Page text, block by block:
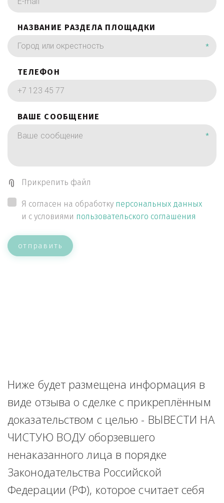
НАЗВАНИЕ РАЗДЕЛА ПЛОЩАДКИ
*
ТЕЛЕФОН
ВАШЕ СООБЩЕНИЕ
*
Прикрепить файл
Я согласен на обработку персональных данных
и с условиями пользовательского соглашения
отправить
Ниже будет размещена информация в
виде отзыва о сделке с прикреплённым
доказательством с целью - ВЫВЕСТИ НА
ЧИСТУЮ ВОДУ оборзевшего
ненаказанного лица в порядке
Законодательства Российской
Федерации (РФ), которое считает себя